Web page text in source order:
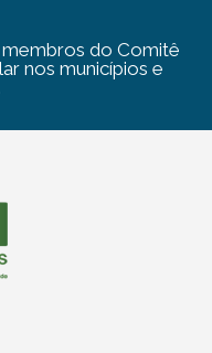
do Comitê
nos municípios e